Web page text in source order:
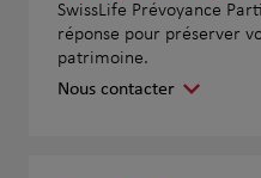
SwissLife Prévoyance
réponse pour préserver
patrimoine.
Nous contacter